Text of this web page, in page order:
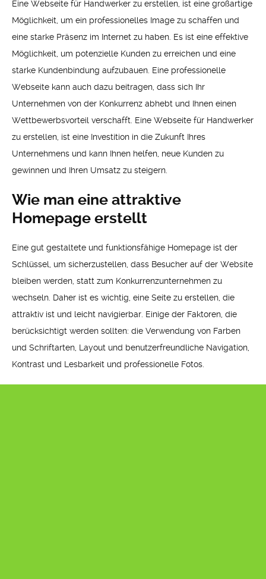
Eine Webseite für Handwerker zu erstellen, ist eine großartige
Möglichkeit, um ein professionelles Image zu schaffen und
eine starke Präsenz im Internet zu haben. Es ist eine effektive
Möglichkeit, um potenzielle Kunden zu erreichen und eine
starke Kundenbindung aufzubauen. Eine professionelle
Webseite kann auch dazu beitragen, dass sich Ihr
Unternehmen von der Konkurrenz abhebt und Ihnen einen
Wettbewerbsvorteil verschafft. Eine Webseite für Handwerker
zu erstellen, ist eine Investition in die Zukunft Ihres
Unternehmens und kann Ihnen helfen, neue Kunden zu
gewinnen und Ihren Umsatz zu steigern.
Wie man eine attraktive
Homepage erstellt
Eine gut gestaltete und funktionsfähige Homepage ist der
Schlüssel, um sicherzustellen, dass Besucher auf der Website
bleiben werden, statt zum Konkurrenzunternehmen zu
wechseln. Daher ist es wichtig, eine Seite zu erstellen, die
attraktiv ist und leicht navigierbar. Einige der Faktoren, die
berücksichtigt werden sollten: die Verwendung von Farben
und Schriftarten, Layout und benutzerfreundliche Navigation,
Kontrast und Lesbarkeit und professionelle Fotos.